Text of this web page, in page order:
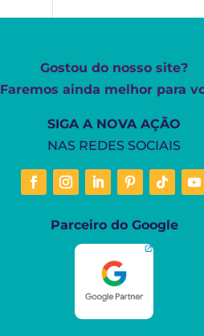
Gostou do nosso site?
Faremos ainda melhor para
SIGA A NOVA AÇÃO
NAS REDES SOCIAIS
Parceiro do Google